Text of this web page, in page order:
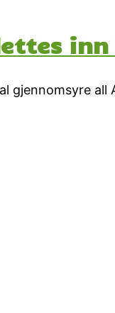
inn
gjennomsyre all